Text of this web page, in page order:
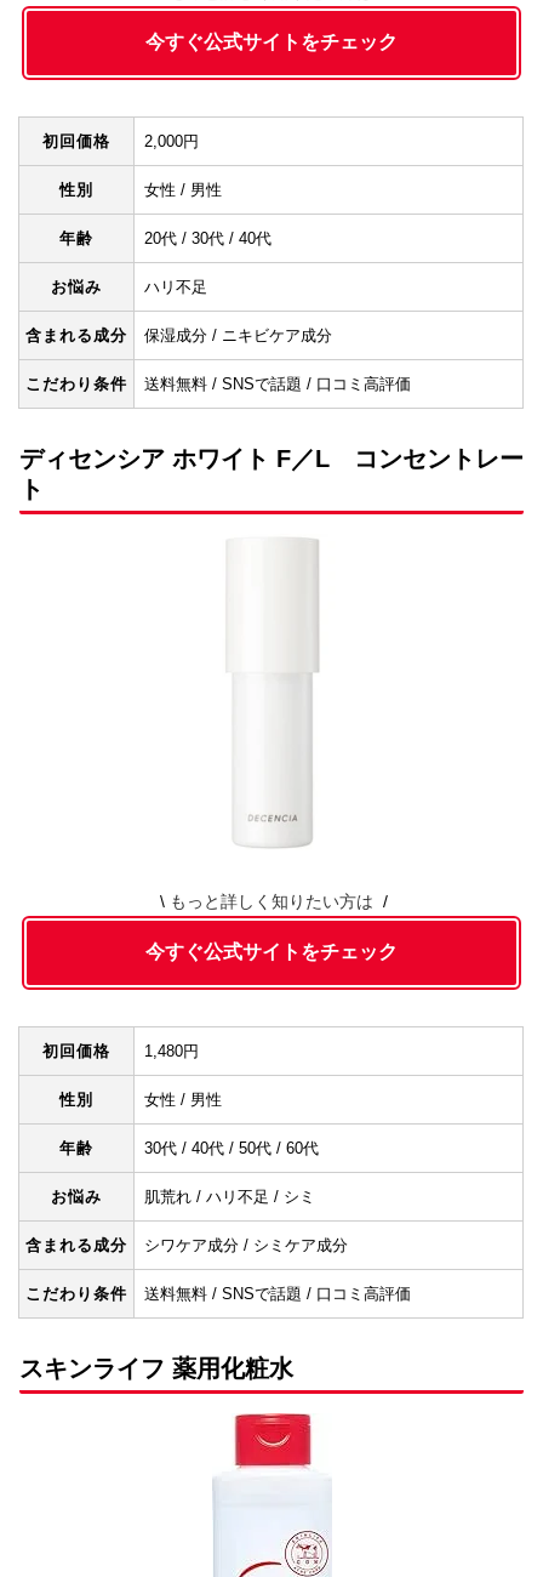
今すぐ公式サイトをチェック
初回価格 2,000円
性別 女性 / 男性
年齢 20代 / 30代 / 40代
お悩み ハリ不足
含まれる成分 保湿成分 / ニキビケア成分
こだわり条件 送料無料 / SNSで話題 / 口コミ高評価
ディセンシア ホワイト F／L コンセントレー
ト
もっと詳しく知りたい方は
今すぐ公式サイトをチェック
初回価格 1,480円
性別 女性 / 男性
年齢 30代 / 40代 / 50代 / 60代
お悩み 肌荒れ / ハリ不足 / シミ
含まれる成分 シワケア成分 / シミケア成分
こだわり条件 送料無料 / SNSで話題 / 口コミ高評価
スキンライフ 薬用化粧水